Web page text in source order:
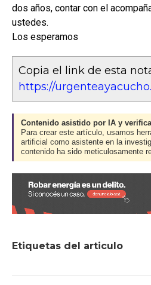
dos años, contar con el
ustedes.
Los esperamos
Copia el link de esta
https://
Contenido asistido por IA y
Para crear este artículo, usamos
artificial como asistente en la
contenido ha sido meticulosamente
Etiquetas del articulo